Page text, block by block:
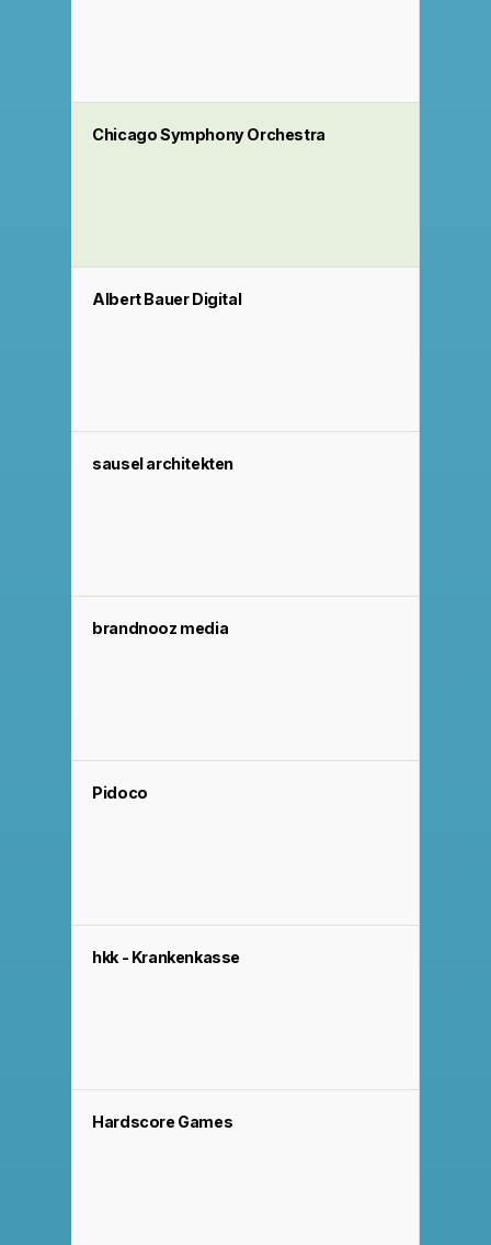
Chicago Symphony Orchestra
Albert Bauer Digital
sausel architekten
brandnooz media
Pidoco
hkk - Krankenkasse
Hardscore Games